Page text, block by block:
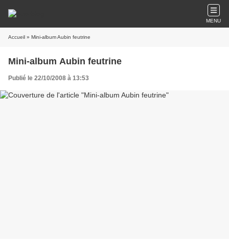
MENU
Accueil » Mini-album Aubin feutrine
Mini-album Aubin feutrine
Publié le 22/10/2008 à 13:53